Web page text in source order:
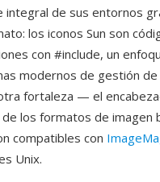
de sus entornos
los iconos Sun son
con #include, un
modernos de gestión de
fortaleza — el
los formatos de imagen
compatibles con
Unix.